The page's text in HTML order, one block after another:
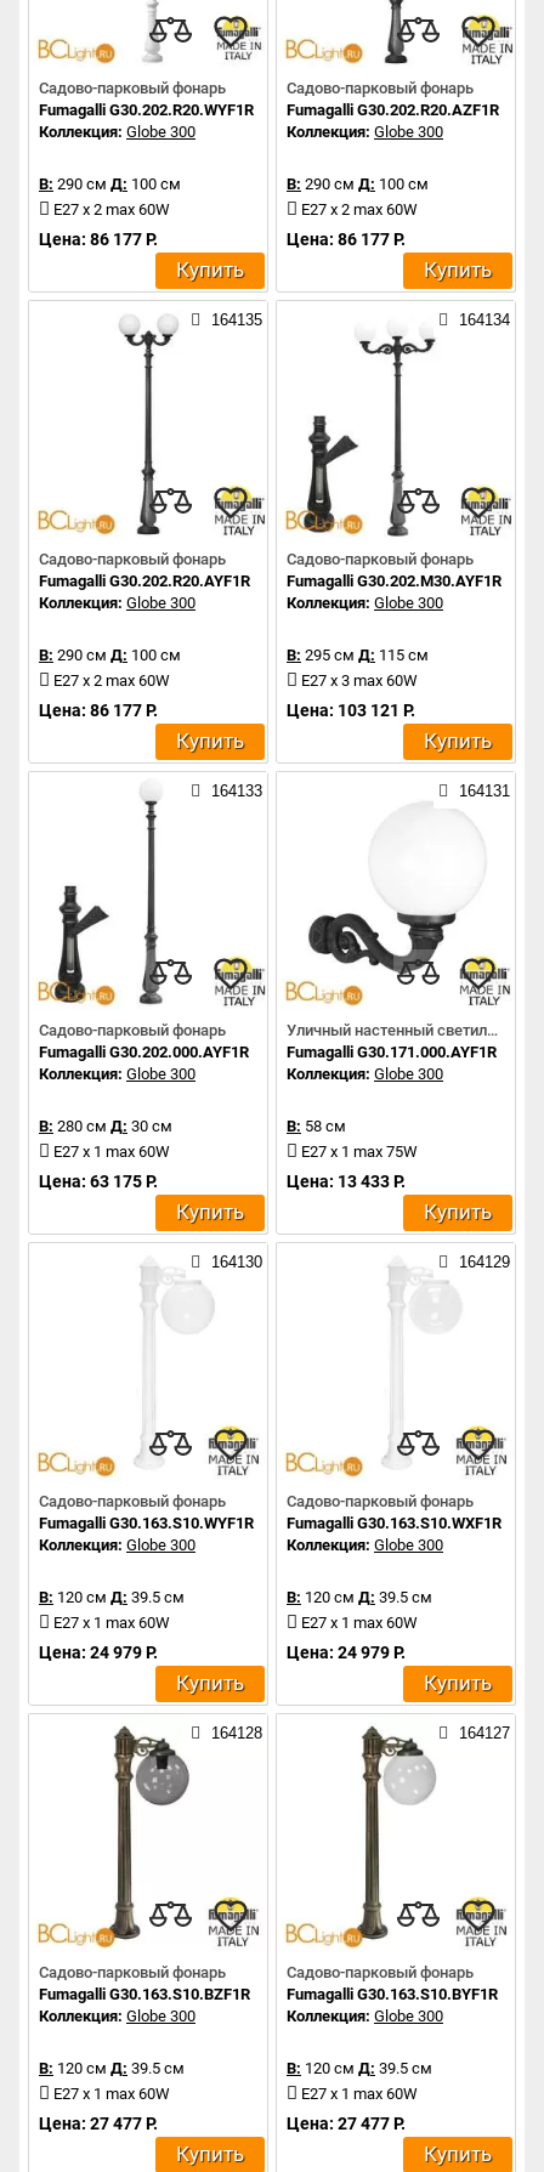
Садово-парковый фонарь
Fumagalli G30.202.R20.WYF1R
Коллекция: Globe 300
В: 290 см Д: 100 см
E27 x 2 max 60W
Цена: 86 177 Р.
Купить
Садово-парковый фонарь
Fumagalli G30.202.R20.AZF1R
Коллекция: Globe 300
В: 290 см Д: 100 см
E27 x 2 max 60W
Цена: 86 177 Р.
Купить
164135
Садово-парковый фонарь
Fumagalli G30.202.R20.AYF1R
Коллекция: Globe 300
В: 290 см Д: 100 см
E27 x 2 max 60W
Цена: 86 177 Р.
Купить
164134
Садово-парковый фонарь
Fumagalli G30.202.M30.AYF1R
Коллекция: Globe 300
В: 295 см Д: 115 см
E27 x 3 max 60W
Цена: 103 121 Р.
Купить
164133
Садово-парковый фонарь
Fumagalli G30.202.000.AYF1R
Коллекция: Globe 300
В: 280 см Д: 30 см
E27 x 1 max 60W
Цена: 63 175 Р.
Купить
164131
Уличный настенный светильник
Fumagalli G30.171.000.AYF1R
Коллекция: Globe 300
В: 58 см
E27 x 1 max 75W
Цена: 13 433 Р.
Купить
164130
Садово-парковый фонарь
Fumagalli G30.163.S10.WYF1R
Коллекция: Globe 300
В: 120 см Д: 39.5 см
E27 x 1 max 60W
Цена: 24 979 Р.
Купить
164129
Садово-парковый фонарь
Fumagalli G30.163.S10.WXF1R
Коллекция: Globe 300
В: 120 см Д: 39.5 см
E27 x 1 max 60W
Цена: 24 979 Р.
Купить
164128
Садово-парковый фонарь
Fumagalli G30.163.S10.BZF1R
Коллекция: Globe 300
В: 120 см Д: 39.5 см
E27 x 1 max 60W
Цена: 27 477 Р.
Купить
164127
Садово-парковый фонарь
Fumagalli G30.163.S10.BYF1R
Коллекция: Globe 300
В: 120 см Д: 39.5 см
E27 x 1 max 60W
Цена: 27 477 Р.
Купить